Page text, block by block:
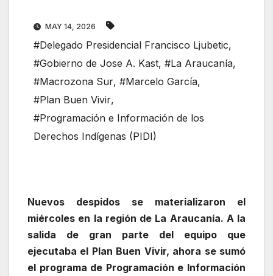
MAY 14, 2026
#Delegado Presidencial Francisco Ljubetic,
#Gobierno de Jose A. Kast, #La Araucanía,
#Macrozona Sur, #Marcelo García,
#Plan Buen Vivir,
#Programación e Información de los
Derechos Indígenas (PIDI)
Nuevos despidos se materializaron el
miércoles en la región de La Araucanía. A la
salida de gran parte del equipo que
ejecutaba el Plan Buen Vivir, ahora se sumó
el programa de Programación e Información